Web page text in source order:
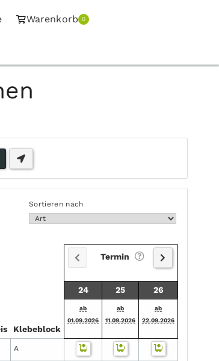
Warenkorb 0
Sortieren nach
Klebe­block
Termin
24 25 26
ab
01.09.2026
ab
11.09.2026
ab
22.09.2026
A